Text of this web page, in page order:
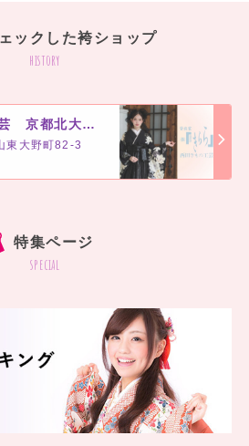
ックした袴ショップ
history
きらら西田きもの工芸 京都北大路駅前店
東大野町82-3
特集ページ
special